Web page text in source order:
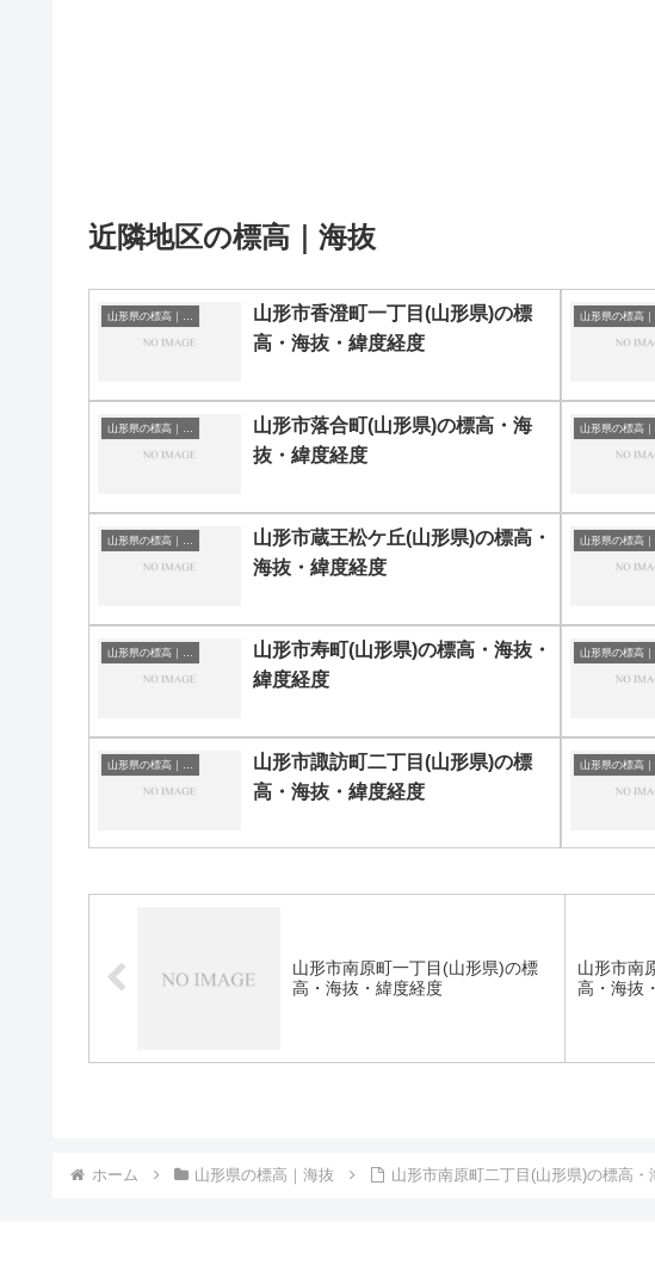
近隣地区の標高｜海抜
山形市香澄町一丁目(山形県)の標
高・海抜・緯度経度
山形市落合町(山形県)の標高・海
抜・緯度経度
山形市蔵王松ケ丘(山形県)の標高・
海抜・緯度経度
山形市寿町(山形県)の標高・海抜・
緯度経度
山形市諏訪町二丁目(山形県)の標
高・海抜・緯度経度
山形市南原町一丁目(山形県)の標
高・海抜・緯度経度
山形市南
高・海抜
ホーム 山形県の標高｜海抜 山形市南原町二丁目(山形県)の標高・